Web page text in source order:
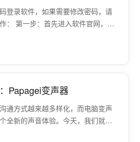
登录软件，如果需要修改密码，请
： 第一步：首先进入软件官网，并
第二步：选择【账号密码登录】，
Papagei变声器
通方式越来越多样化，而电脑变声
全新的声音体验。今天，我们就来
神奇的软件，它将如何改变我们的